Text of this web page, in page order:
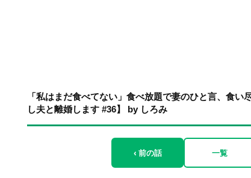
「私はまだ食べてない」食べ放題で妻のひと言、食
し夫と離婚します #36】 by しろみ
‹ 前の話 一覧